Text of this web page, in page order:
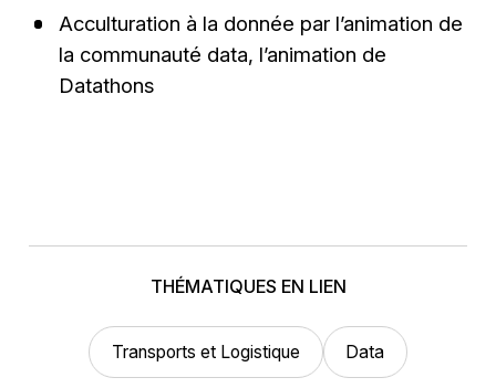
Acculturation à la donnée par l’animation de
la communauté data, l’animation de
Datathons
THÉMATIQUES EN LIEN
Transports et Logistique Data